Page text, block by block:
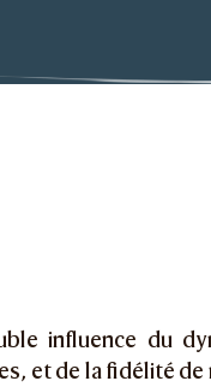
influence du
et de la fidélité